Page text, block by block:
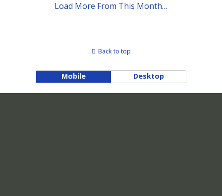
Load More From This Month…
Back to top
Mobile Desktop